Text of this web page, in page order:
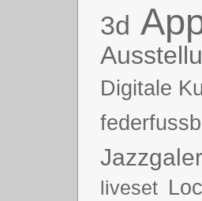
3d
Digitale
liveset